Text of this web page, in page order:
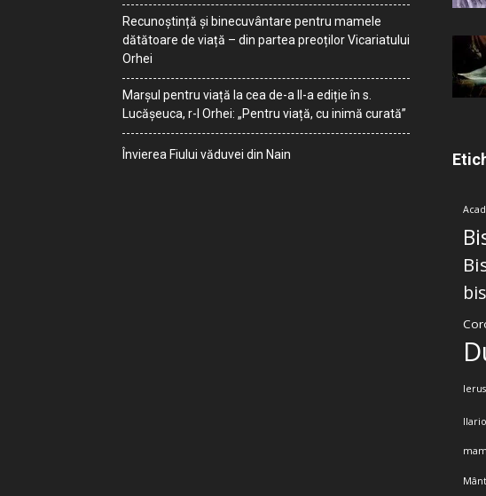
Recunoștință și binecuvântare pentru mamele
dătătoare de viață – din partea preoților Vicariatului
Orhei
Marșul pentru viață la cea de-a II-a ediție în s.
Lucășeuca, r-l Orhei: „Pentru viață, cu inimă curată”
Învierea Fiului văduvei din Nain